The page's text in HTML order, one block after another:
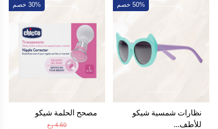
50% خصم
نظارات شمسية شيكو
للأطف...
30% خصم
مصحح الحلمة شيكو
4.60 رع